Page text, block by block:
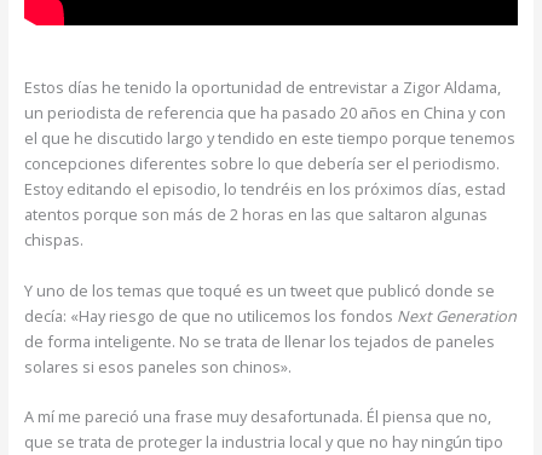
Estos días he tenido la oportunidad de entrevistar a Zigor Aldama,
un periodista de referencia que ha pasado 20 años en China y con
el que he discutido largo y tendido en este tiempo porque tenemos
concepciones diferentes sobre lo que debería ser el periodismo.
Estoy editando el episodio, lo tendréis en los próximos días, estad
atentos porque son más de 2 horas en las que saltaron algunas
chispas.
Y uno de los temas que toqué es un tweet que publicó donde se
decía: «Hay riesgo de que no utilicemos los fondos Next Generation
de forma inteligente. No se trata de llenar los tejados de paneles
solares si esos paneles son chinos».
A mí me pareció una frase muy desafortunada. Él piensa que no,
que se trata de proteger la industria local y que no hay ningún tipo